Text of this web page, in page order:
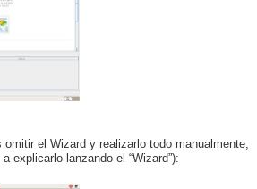
el Wizard y realizarlo todo manualmente,
explicarlo lanzando el “Wizard”):